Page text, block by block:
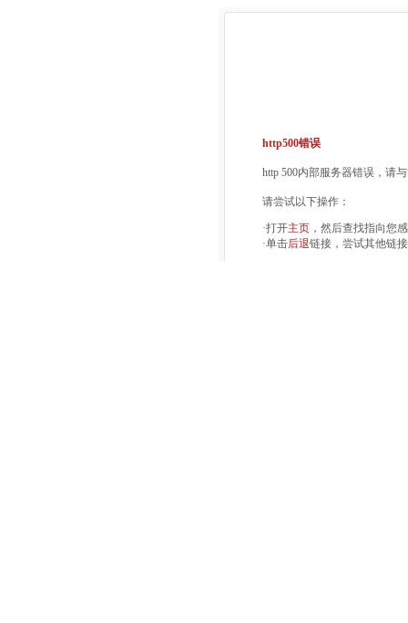
http500错误
http 500内部服务器错误，请
请尝试以下操作：
·打开主页 ，然后查找指向您
·单击后退链接，尝试其他链